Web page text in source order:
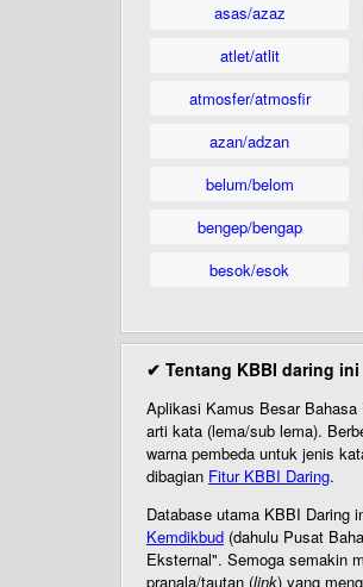
asas/azaz
atlet/atlit
atmosfer/atmosfir
azan/adzan
belum/belom
bengep/bengap
besok/esok
✔ Tentang KBBI daring ini
Aplikasi Kamus Besar
arti kata (lema/sub lema).
warna pembeda untuk jenis
dibagian Fitur KBBI Daring.
Database utama KBBI Daring
Kemdikbud (dahulu Pusat
Eksternal". Semoga semakin
pranala/tautan (link) yang